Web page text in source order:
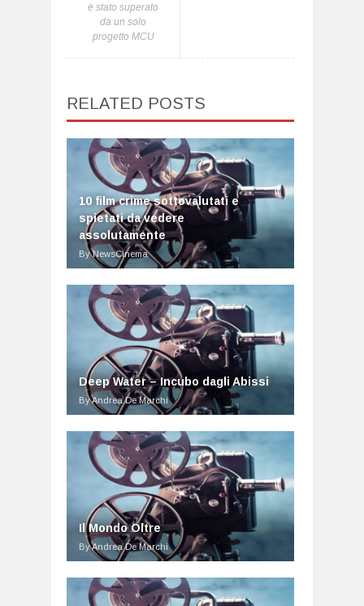
è stato superato
da un solo
progetto MCU
RELATED POSTS
10 film crime sottovalutati e
spietati da vedere
assolutamente
By NewsCinema
Deep Water – Incubo dagli Abissi
By Andrea De Marchi
Il Mondo Oltre
By Andrea De Marchi